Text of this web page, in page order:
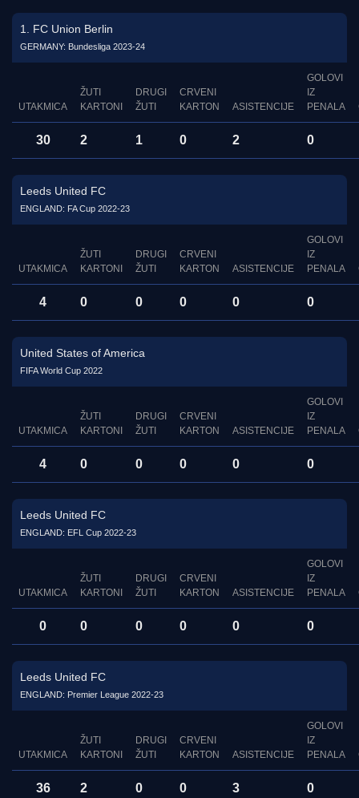
1. FC Union Berlin
GERMANY: Bundesliga 2023-24
UTAKMICA
ŽUTI
KARTONI
DRUGI
ŽUTI
CRVENI
KARTON
ASISTENCIJE
GOLOVI
IZ
PENALA
30 2 1 0 2 0
Leeds United FC
ENGLAND: FA Cup 2022-23
UTAKMICA
ŽUTI
KARTONI
DRUGI
ŽUTI
CRVENI
KARTON
ASISTENCIJE
GOLOVI
IZ
PENALA
4 0 0 0 0 0
United States of America
FIFA World Cup 2022
UTAKMICA
ŽUTI
KARTONI
DRUGI
ŽUTI
CRVENI
KARTON
ASISTENCIJE
GOLOVI
IZ
PENALA
4 0 0 0 0 0
Leeds United FC
ENGLAND: EFL Cup 2022-23
UTAKMICA
ŽUTI
KARTONI
DRUGI
ŽUTI
CRVENI
KARTON
ASISTENCIJE
GOLOVI
IZ
PENALA
0 0 0 0 0 0
Leeds United FC
ENGLAND: Premier League 2022-23
UTAKMICA
ŽUTI
KARTONI
DRUGI
ŽUTI
CRVENI
KARTON
ASISTENCIJE
GOLOVI
IZ
PENALA
36 2 0 0 3 0